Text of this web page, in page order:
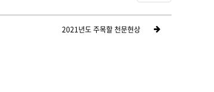
2021년도 주목할 천문현상